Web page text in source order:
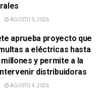
AGOSTO 5, 2026
aprueba proyecto que
a eléctricas hasta
millones y permite a la
distribuidoras
AGOSTO 4, 2026